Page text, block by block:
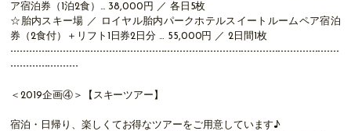
ア宿泊券（1泊2食）… 38,000円 ／ 各日5枚
☆胎内スキー場 ／ ロイヤル胎内パークホテルスイートルームペア宿泊
券（2食付）＋リフト1日券2日分 … 55,000円 ／ 2日間1枚
-----------------------------------------------------------------------------------------------------------
----------------------
＜2019企画④＞【スキーツアー】
宿泊・日帰り、楽しくてお得なツアーをご用意しています♪